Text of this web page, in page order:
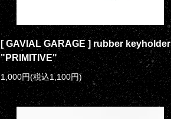
[ GAVIAL GARAGE ] rubber keyholder
"PRIMITIVE"
1,000円(税込1,100円)